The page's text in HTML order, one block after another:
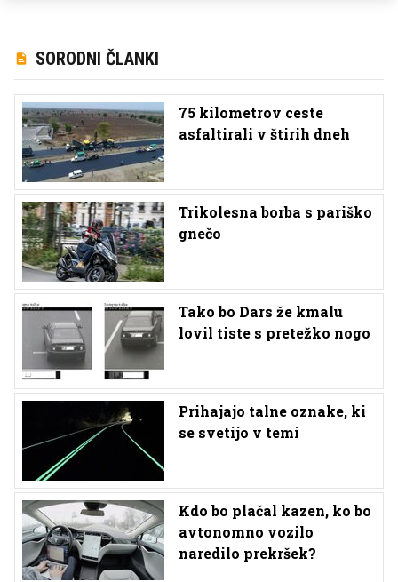
SORODNI ČLANKI
75 kilometrov ceste
asfaltirali v štirih dneh
Trikolesna borba s pariško
gnečo
Tako bo Dars že kmalu
lovil tiste s pretežko nogo
Prihajajo talne oznake, ki
se svetijo v temi
Kdo bo plačal kazen, ko bo
avtonomno vozilo
naredilo prekršek?